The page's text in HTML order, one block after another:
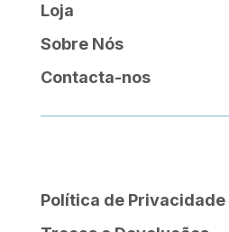
Loja
Sobre Nós
Contacta-nos
Política de Privacidade